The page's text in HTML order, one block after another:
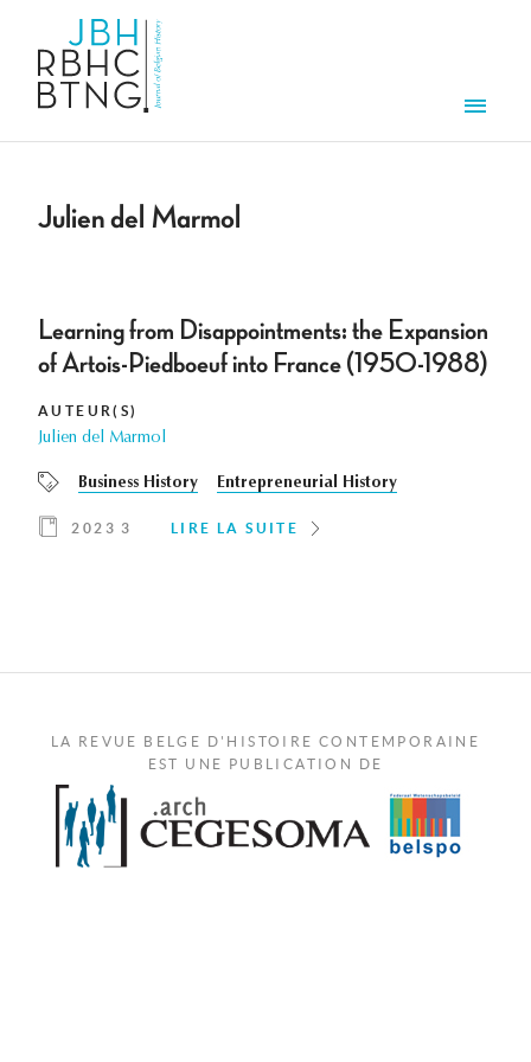
Julien del Marmol
Learning from Disappointments: the Expansion
of Artois-Piedboeuf into France (1950-1988)
AUTEUR(S)
Julien del Marmol
Business History Entrepreneurial History
2023 3 LIRE LA SUITE
LA REVUE BELGE D'HISTOIRE CONTEMPORAINE
EST UNE PUBLICATION DE